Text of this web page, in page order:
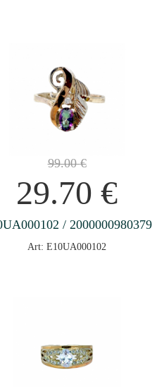
99.00€
29.70€
/ 2000000980379
Art: E10UA000102